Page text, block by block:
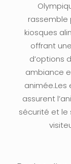
rassemble
kiosques
offrant
d’options
ambiance
animée.Les
assurent
sécurité et le